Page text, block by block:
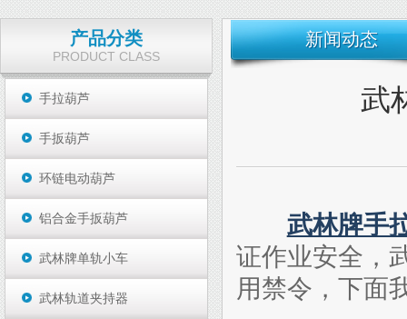
产品分类
PRODUCT CLASS
手拉葫芦
手扳葫芦
环链电动葫芦
铝合金手扳葫芦
武林牌单轨小车
武林轨道夹持器
新闻动态
武
武林牌手
证作业安全，
用禁令，下面